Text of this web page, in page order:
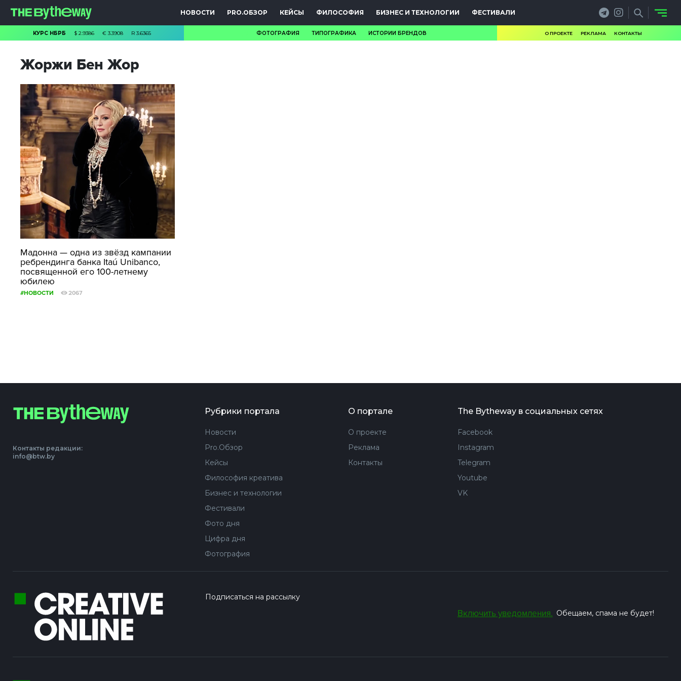
НОВОСТИ PRO.ОБЗОР КЕЙСЫ ФИЛОСОФИЯ БИЗНЕС И ТЕХНОЛОГИИ ФЕСТИВАЛИ
КУРС НБРБ $2.9386 € 3.3908 R3.6365 ФОТОГРАФИЯ ТИПОГРАФИКА ИСТОРИИ БРЕНДОВ О ПРОЕКТЕ РЕКЛАМА КОНТАКТЫ
Жоржи Бен Жор
Мадонна — одна из звёзд кампании
ребрендинга банка Itaú Unibanco,
посвященной его 100-летнему
юбилею
#НОВОСТИ 2067
Контакты редакции:
info@btw.by
Рубрики портала
Новости
Pro.Обзор
Кейсы
Философия креатива
Бизнес и технологии
Фестивали
Фото дня
Цифра дня
Фотография
О портале
О проекте
Реклама
Контакты
The Bytheway в социальных сетях
Facebook
Instagram
Telegram
Youtube
VK
Подписаться на рассылку
Включить уведомления. Обещаем, спама не будет!